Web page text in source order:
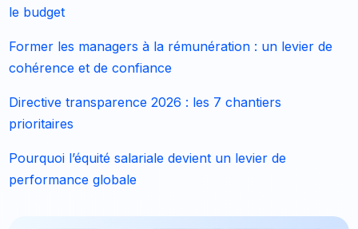
le budget
Former les managers à la rémunération : un levier de
cohérence et de confiance
Directive transparence 2026 : les 7 chantiers
prioritaires
Pourquoi l’équité salariale devient un levier de
performance globale